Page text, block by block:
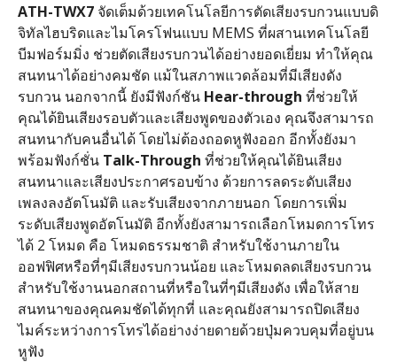
ATH-TWX7 จัดเต็มด้วยเทคโนโลยีการตัดเสียงรบกวนแบบดิ
จิทัลไฮบริดและไมโครโฟนแบบ MEMS ที่ผสานเทคโนโลยี
บีมฟอร์มมิ่ง ช่วยตัดเสียงรบกวนได้อย่างยอดเยี่ยม ทำให้คุณ
สนทนาได้อย่างคมชัด แม้ในสภาพแวดล้อมที่มีเสียงดัง
รบกวน นอกจากนี้ ยังมีฟังก์ชัน Hear-through ที่ช่วยให้
คุณได้ยินเสียงรอบตัวและเสียงพูดของตัวเอง คุณจึงสามารถ
สนทนากับคนอื่นได้ โดยไม่ต้องถอดหูฟังออก อีกทั้งยังมา
พร้อมฟังก์ชั่น Talk-Through ที่ช่วยให้คุณได้ยินเสียง
สนทนาและเสียงประกาศรอบข้าง ด้วยการลดระดับเสียง
เพลงลงอัตโนมัติ และรับเสียงจากภายนอก โดยการเพิ่ม
ระดับเสียงพูดอัตโนมัติ อีกทั้งยังสามารถเลือกโหมดการโทร
ได้2 โหมด คือ โหมดธรรมชาติ สำหรับใช้งานภายใน
ออฟฟิศหรือที่ๆมีเสียงรบกวนน้อย และโหมดลดเสียงรบกวน
สำหรับใช้งานนอกสถานที่หรือในที่ๆมีเสียงดัง เพื่อให้สาย
สนทนาของคุณคมชัดได้ทุกที่ และคุณยังสามารถปิดเสียง
ไมค์ระหว่างการโทรได้อย่างง่ายดายด้วยปุ่มควบคุมที่อยู่บน
หูฟัง